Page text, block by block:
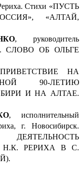
Стихи «ПУСТЬ
«АЛТАЙ,
, руководитель
СЛОВО ОБ ОЛЬГЕ
НА
90-ЛЕТИЮ
И НА АЛТАЕ.
, исполнительный
г. Новосибирск.
РЕРИХА В С.